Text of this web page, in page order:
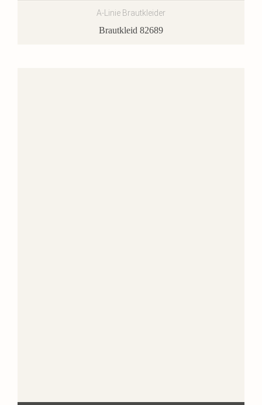
A-Linie Brautkleider
Brautkleid 82689